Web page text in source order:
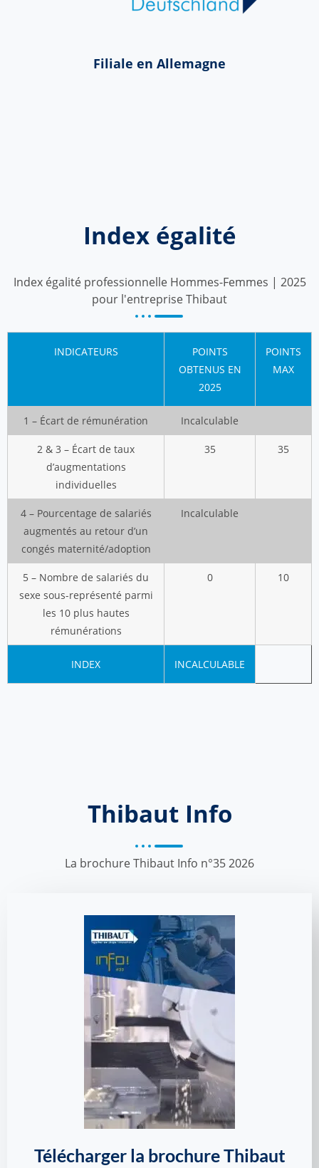
Filiale en Allemagne
Index égalité
Index égalité professionnelle Hommes-Femmes | 2025
pour l'entreprise Thibaut
INDICATEURS
POINTS
OBTENUS EN
2025
POINTS
MAX
1 – Écart de rémunération Incalculable
2 & 3 – Écart de taux
d’augmentations
individuelles
35 35
4 – Pourcentage de salariés
augmentés au retour d’un
congés maternité/adoption
Incalculable
5 – Nombre de salariés du
sexe sous-représenté parmi
les 10 plus hautes
rémunérations
0 10
INDEX INCALCULABLE
Thibaut Info
La brochure Thibaut Info n°35 2026
Télécharger la brochure Thibaut